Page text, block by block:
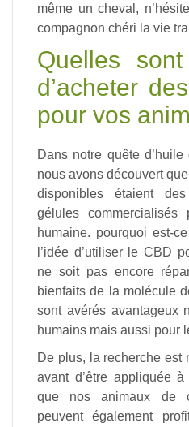
même un cheval,
compagnon chéri la vie
Quelles
d’acheter
pour vos
Dans notre quête
nous avons découvert
disponibles étaient
gélules commercialisés
humaine. pourquoi est-
l’idée d’utiliser le CBD
ne soit pas encore
bienfaits de la molécule
sont avérés avantageux
humains mais aussi pour
De plus, la recherche est
avant d’être appliquée
que nos animaux de
peuvent également